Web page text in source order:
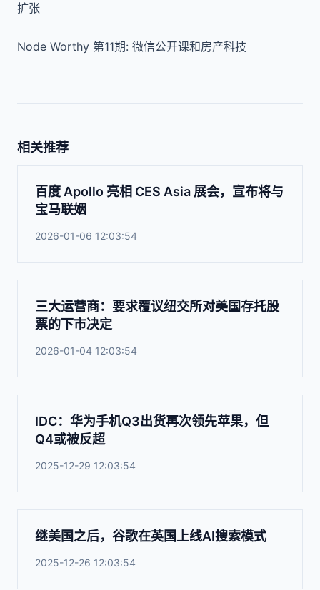
扩张
Node Worthy 第11期: 微信公开课和房产科技
相关推荐
百度 Apollo 亮相 CES Asia 展会，宣布将与
宝马联姻
2026-01-06 12:03:54
三大运营商：要求覆议纽交所对美国存托股
票的下市决定
2026-01-04 12:03:54
IDC：华为手机Q3出货再次领先苹果，但
Q4或被反超
2025-12-29 12:03:54
继美国之后，谷歌在英国上线AI搜索模式
2025-12-26 12:03:54